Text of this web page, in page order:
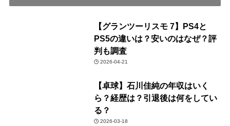
【グランツーリスモ 7】PS4と
PS5の違いは？安いのはなぜ？評
判も調査
2026-04-21
【卓球】石川佳純の年収はいく
ら？経歴は？引退後は何をしてい
る？
2026-03-18